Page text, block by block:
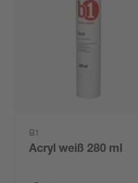
B1
Acryl weiß 280 ml